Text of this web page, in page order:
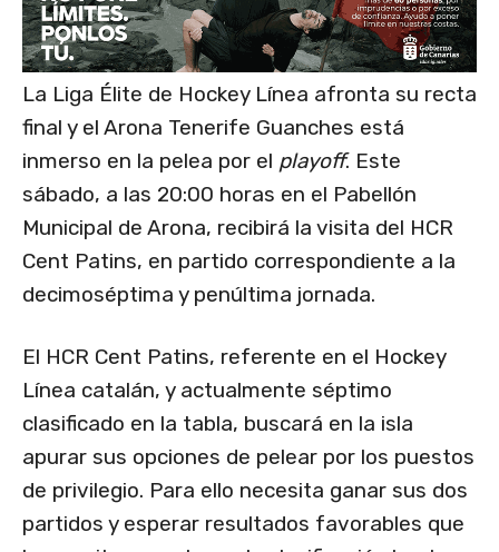
La Liga Élite de Hockey Línea afronta su recta
final y el Arona Tenerife Guanches está
inmerso en la pelea por el playoff. Este
sábado, a las 20:00 horas en el Pabellón
Municipal de Arona, recibirá la visita del HCR
Cent Patins, en partido correspondiente a la
decimoséptima y penúltima jornada.
El HCR Cent Patins, referente en el Hockey
Línea catalán, y actualmente séptimo
clasificado en la tabla, buscará en la isla
apurar sus opciones de pelear por los puestos
de privilegio. Para ello necesita ganar sus dos
partidos y esperar resultados favorables que